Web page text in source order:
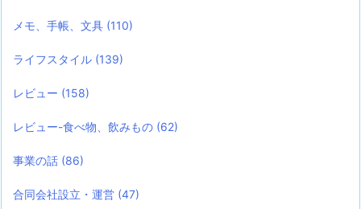
メモ、手帳、文具 (110)
ライフスタイル (139)
レビュー (158)
レビュー-食べ物、飲みもの (62)
事業の話 (86)
合同会社設立・運営 (47)